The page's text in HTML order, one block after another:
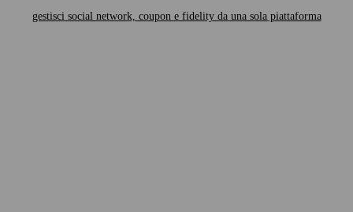
gestisci social network, coupon e fidelity da una sola piattaforma